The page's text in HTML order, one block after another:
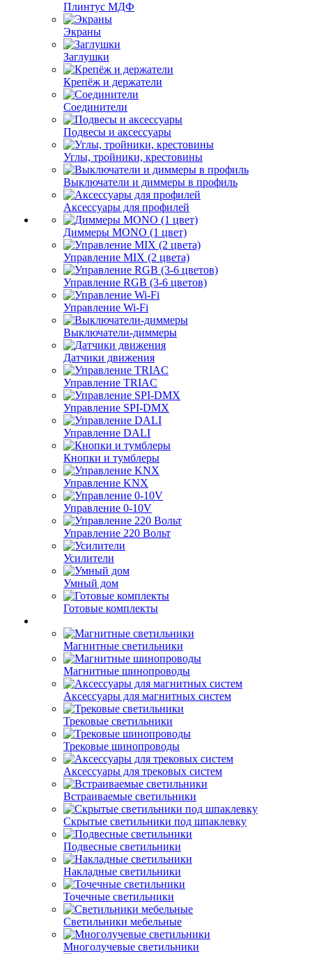
Плинтус МДФ
Экраны
Заглушки
Крепёж и держатели
Соединители
Подвесы и аксессуары
Углы, тройники, крестовины
Выключатели и диммеры в профиль
Аксессуары для профилей
Диммеры MONO (1 цвет)
Управление MIX (2 цвета)
Управление RGB (3-6 цветов)
Управление Wi-Fi
Выключатели-диммеры
Датчики движения
Управление TRIAC
Управление SPI-DMX
Управление DALI
Кнопки и тумблеры
Управление KNX
Управление 0-10V
Управление 220 Вольт
Усилители
Умный дом
Готовые комплекты
Магнитные светильники
Магнитные шинопроводы
Аксессуары для магнитных систем
Трековые светильники
Трековые шинопроводы
Аксессуары для трековых систем
Встраиваемые светильники
Скрытые светильники под шпаклевку
Подвесные светильники
Накладные светильники
Точечные светильники
Светильники мебельные
Многолучевые светильники